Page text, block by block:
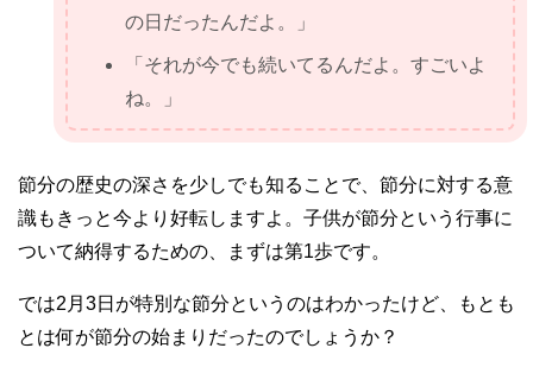
の日だったんだよ。」
「それが今でも続いてるんだよ。すごいよ
ね。」
節分の歴史の深さを少しでも知ることで、節分に対する意
識もきっと今より好転しますよ。子供が節分という行事に
ついて納得するための、まずは第1歩です。
では2月3日が特別な節分というのはわかったけど、もとも
とは何が節分の始まりだったのでしょうか？